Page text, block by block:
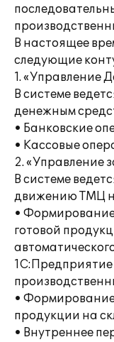
В настоящее
следующие
1. «Управление
В системе
денежным
• Банковские
• Кассовые
2. «Управление
В системе
движению ТМЦ
•
готовой
1С:Предприятие
• Формирование
продукции на
• Внутреннеe